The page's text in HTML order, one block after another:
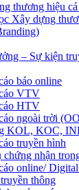
thương hiệu
Xây dựng
– Sự kiện
báo online
VTV
HTV
ngoài trời
KOL, KOC,
truyền hình
nhận
online/
thông